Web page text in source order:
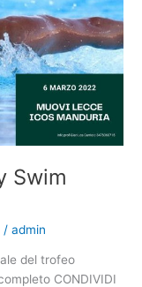
Swim
/admin
del trofeo
CONDIVIDI